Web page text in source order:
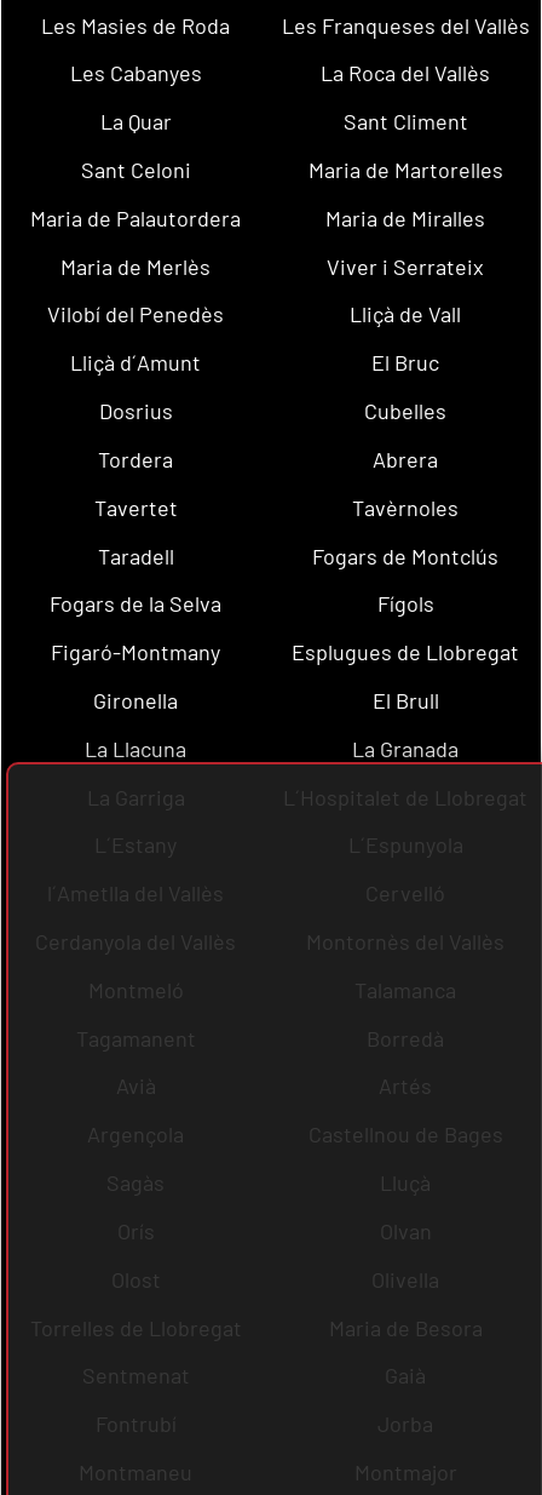
Les Masies de Roda
Les Franqueses del Vallès
Les Cabanyes
La Roca del Vallès
La Quar
Sant Climent
Sant Celoni
Maria de Martorelles
Maria de Palautordera
Maria de Miralles
Maria de Merlès
Viver i Serrateix
Vilobí del Penedès
Lliçà de Vall
Lliçà d´Amunt
El Bruc
Dosrius
Cubelles
Tordera
Abrera
Tavertet
Tavèrnoles
Taradell
Fogars de Montclús
Fogars de la Selva
Fígols
Figaró-Montmany
Esplugues de Llobregat
Gironella
El Brull
La Llacuna
La Granada
La Garriga
L´Hospitalet de Llobregat
L´Estany
L´Espunyola
l´Ametlla del Vallès
Cervelló
Cerdanyola del Vallès
Montornès del Vallès
Montmeló
Talamanca
Tagamanent
Borredà
Avià
Artés
Argençola
Castellnou de Bages
Sagàs
Lluçà
Orís
Olvan
Olost
Olivella
Torrelles de Llobregat
Maria de Besora
Sentmenat
Gaià
Fontrubí
Jorba
Montmaneu
Montmajor